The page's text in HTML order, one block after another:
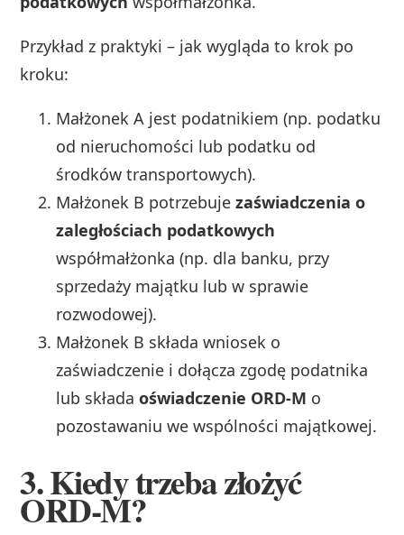
Przykład z praktyki – jak wygląda to krok po
kroku:
Małżonek A jest podatnikiem (np. podatku
od nieruchomości lub podatku od
środków transportowych).
Małżonek B potrzebujezaświadczenia o
zaległościach podatkowych
współmałżonka (np. dla banku, przy
sprzedaży majątku lub w sprawie
rozwodowej).
Małżonek B składa wniosek o
zaświadczenie i dołącza zgodę podatnika
lub składaoświadczenie ORD‑M o
pozostawaniu we wspólności majątkowej.
3. Kiedy trzeba złożyć
ORD‑M?